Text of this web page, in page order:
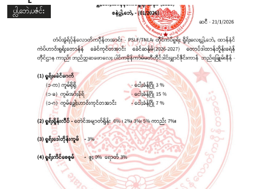
ပ္လါ,ဘေဲ,ပဇံင်း